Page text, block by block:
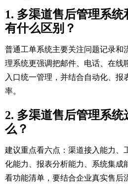
1. 多渠道售后管理系
有什么区别？
普通工单系统主要关注问题记录和
理系统更强调把邮件、电话、在线
入口统一管理，并结合自动化、报
率。
2. 多渠道售后管理系
么？
建议重点看六点：渠道接入能力、
化能力、报表分析能力、系统集成
看功能清单，要结合企业真实售后